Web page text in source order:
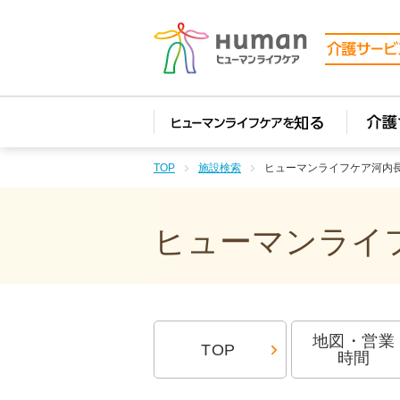
TOP 施設検索 ヒューマンライフケア河内
ヒューマンライ
TOP
地図・営業
時間